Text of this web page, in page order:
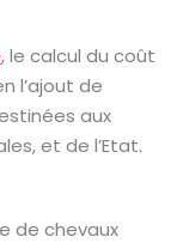
, le calcul du coût
l’ajout de
aux
et de l’Etat.
de chevaux